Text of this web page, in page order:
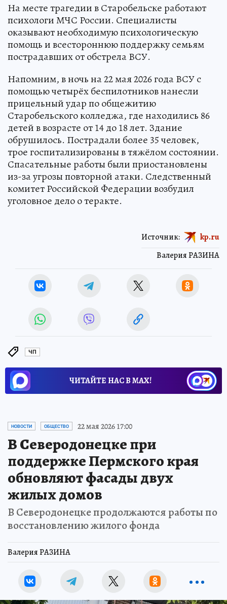
На месте трагедии в Старобельске работают
психологи МЧС России. Специалисты
оказывают необходимую психологическую
помощь и всестороннюю поддержку семьям
пострадавших от обстрела ВСУ.
Напомним, в ночь на 22 мая 2026 года ВСУ с
помощью четырёх беспилотников нанесли
прицельный удар по общежитию
Старобельского колледжа, где находились 86
детей в возрасте от 14 до 18 лет. Здание
обрушилось. Пострадали более 35 человек,
трое госпитализированы в тяжёлом состоянии.
Спасательные работы были приостановлены
из-за угрозы повторной атаки. Следственный
комитет Российской Федерации возбудил
уголовное дело о теракте.
Валерия РАЗИНА
Источник: kp.ru
ЧП
ЧИТАЙТЕ НАС В МАХ!
НОВОСТИ ОБЩЕСТВО 22 мая 2026 17:00
В Северодонецке при
поддержке Пермского края
обновляют фасады двух
жилых домов
В Северодонецке продолжаются работы по
восстановлению жилого фонда
Валерия РАЗИНА